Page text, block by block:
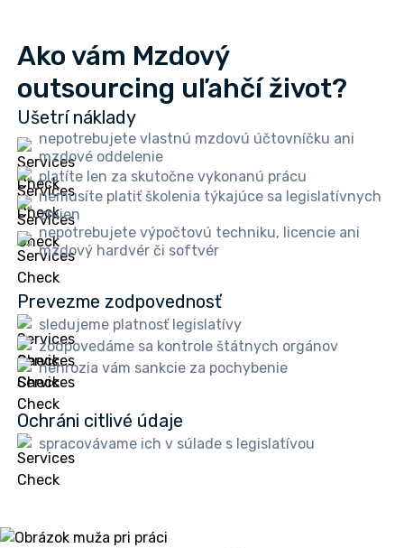
Ako vám Mzdový
outsourcing uľahčí život?
Ušetrí náklady
nepotrebujete vlastnú mzdovú účtovníčku ani
mzdové oddelenie
platíte len za skutočne vykonanú prácu
nemusíte platiť školenia týkajúce sa legislatívnych
zmien
nepotrebujete výpočtovú techniku, licencie ani
mzdový hardvér či softvér
Prevezme zodpovednosť
sledujeme platnosť legislatívy
zodpovedáme sa kontrole štátnych orgánov
nehrozia vám sankcie za pochybenie
Ochráni citlivé údaje
spracovávame ich v súlade s legislatívou